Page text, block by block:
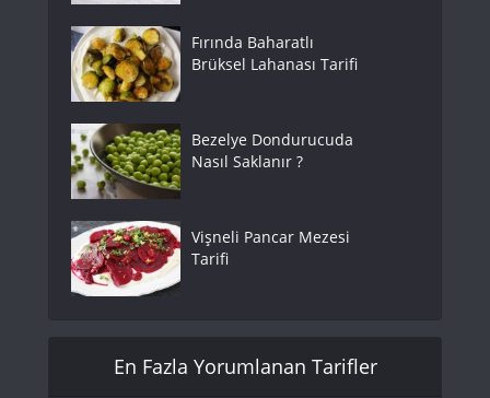
Fırında Baharatlı
Brüksel Lahanası Tarifi
Bezelye Dondurucuda
Nasıl Saklanır ?
Vişneli Pancar Mezesi
Tarifi
En Fazla Yorumlanan Tarifler